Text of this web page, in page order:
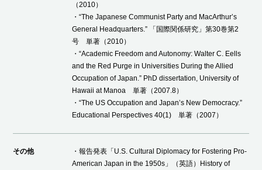
（2010）
・“The Japanese Communist Party and MacArthur’s
General Headquarters.” 「国際関係研究」第30巻第2
号 単著（2010）
・“Academic Freedom and Autonomy: Walter C. Eells
and the Red Purge in Universities During the Allied
Occupation of Japan.” PhD dissertation, University of
Hawaii at Manoa 単著（2007.8）
・“The US Occupation and Japan’s New Democracy.”
Educational Perspectives 40(1) 単著（2007）
その他
・報告発表「U.S. Cultural Diplomacy for Fostering Pro-
American Japan in the 1950s」（英語）History of